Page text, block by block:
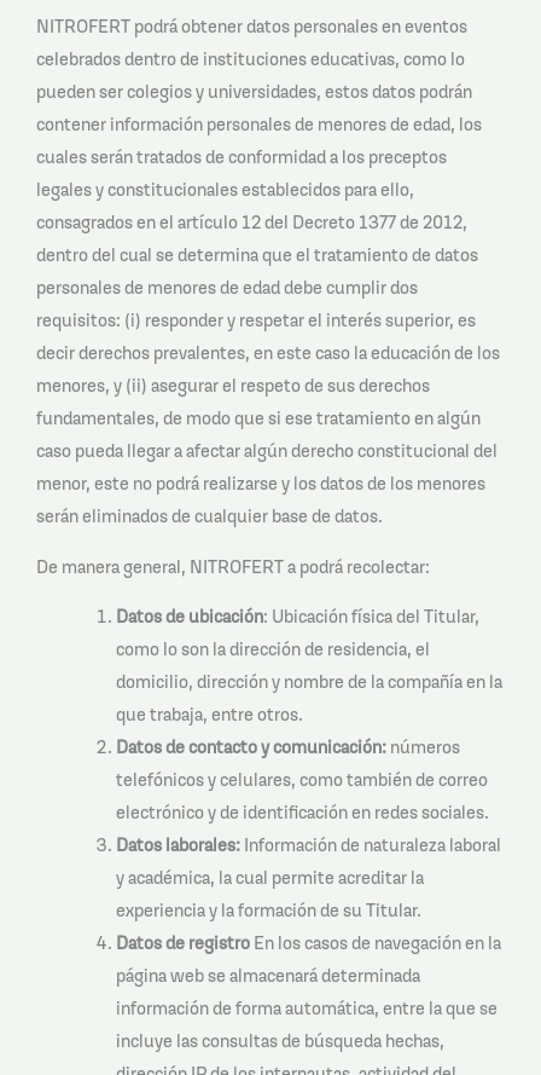
NITROFERT podrá obtener datos personales en eventos
celebrados dentro de instituciones educativas, como lo
pueden ser colegios y universidades, estos datos podrán
contener información personales de menores de edad, los
cuales serán tratados de conformidad a los preceptos
legales y constitucionales establecidos para ello,
consagrados en el artículo 12 del Decreto 1377 de 2012,
dentro del cual se determina que el tratamiento de datos
personales de menores de edad debe cumplir dos
requisitos: (i) responder y respetar el interés superior, es
decir derechos prevalentes, en este caso la educación de los
menores, y (ii) asegurar el respeto de sus derechos
fundamentales, de modo que si ese tratamiento en algún
caso pueda llegar a afectar algún derecho constitucional del
menor, este no podrá realizarse y los datos de los menores
serán eliminados de cualquier base de datos.
De manera general, NITROFERT a podrá recolectar:
Datos de ubicación: Ubicación física del Titular,
como lo son la dirección de residencia, el
domicilio, dirección y nombre de la compañía en la
que trabaja, entre otros.
Datos de contacto y comunicación: números
telefónicos y celulares, como también de correo
electrónico y de identificación en redes sociales.
Datos laborales: Información de naturaleza laboral
y académica, la cual permite acreditar la
experiencia y la formación de su Titular.
Datos de registro En los casos de navegación en la
página web se almacenará determinada
información de forma automática, entre la que se
incluye las consultas de búsqueda hechas,